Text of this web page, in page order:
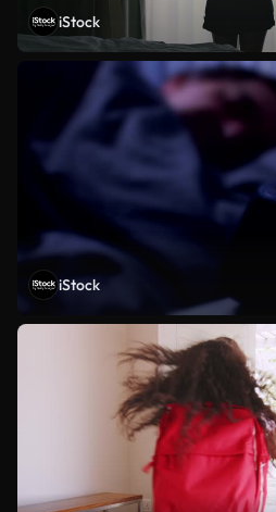
iStock
iStock